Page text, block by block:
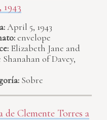
April 5, 1943
envelope
Elizabeth Jane and
Shanahan of Davey,
Sobre
de Clemente Torres a